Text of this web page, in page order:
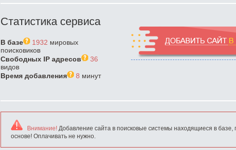
Статистика сервиса
В базе 1932 мировых
поисковиков
Свободных IP адресов
36
видов
Время добавления
8 минут
Внимание! Добавление сайта в поисковые системы находящиеся в базе,
основе! Оплачивать не нужно.